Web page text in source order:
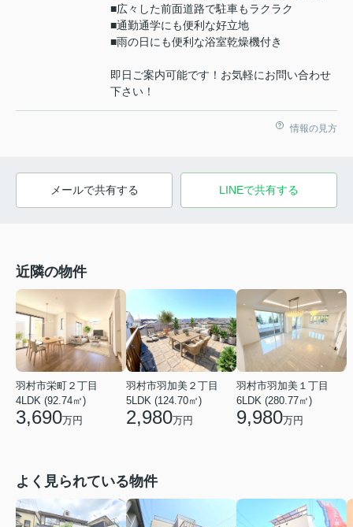
■広々した前面道路で駐車もラクラク
■通勤通学にも便利な好立地
■雨の日にも便利な浴室乾燥機付き
即日ご案内可能です！お気軽にお問い合わせ
下さい！
情報の見方
メールで共有する LINEで共有する
近隣の物件
羽村市栄町２丁目
4LDK (92.74㎡)
3,690万円
羽村市羽加美２丁目
5LDK (124.70㎡)
2,980万円
羽村市羽加美１丁目
6LDK (280.77㎡)
9,980万円
よく見られている物件